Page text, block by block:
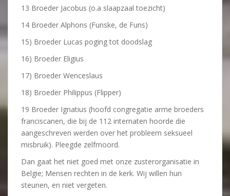
13 Broeder Jacobus (o.a slaapzaal toezicht)
14 Broeder Alphons (Funske, de Funs)
15) Broeder Lucas poging tot doodslag
16) Broeder Eligius
17) Broeder Wenceslaus
18) Broeder Philippus (Flipper)
19 Broeder Ignatius (hoofd congregatie arme broeders
franciscanen, die bij de 112 internaten hoorde die
aangeschreven werden over het probleem seksueel
misbruik). Pleegde zelfmoord.
Dan gaat het niet goed met onze zusterorganisatie in
Belgie; Mensen rechten in de kerk. Wij willen hun
steunen, en niet vergeten.